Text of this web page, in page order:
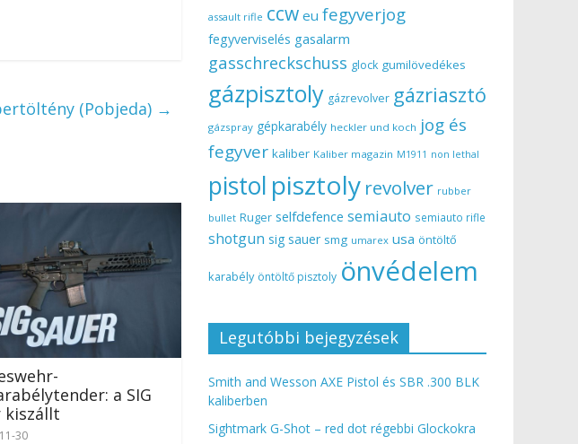
(Pobjeda) →
a SIG
kiszállt
30
assault rifle ccw eu fegyverjog
fegyverviselés gasalarm
gasschreckschuss glock gumilövedékes
gázpisztoly gázrevolver gázriasztó
gázspray gépkarabély heckler und koch jog és
fegyver kaliber Kaliber magazin M1911 non lethal
pistol pisztoly revolver rubber
bullet Ruger selfdefence semiauto semiauto rifle
shotgun sig sauer smg umarex usa öntöltő
karabély öntöltő pisztoly önvédelem
Legutóbbi bejegyzések
Smith and Wesson AXE Pistol és SBR .300 BLK
kaliberben
Sightmark G-Shot – red dot régebbi Glockokra